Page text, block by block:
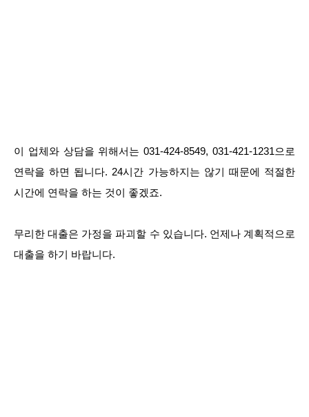
이 업체와 상담을 위해서는 031-424-8549, 031-421-1231으로
연락을 하면 됩니다. 24시간 가능하지는 않기 때문에 적절한
시간에 연락을 하는 것이 좋겠죠.
무리한 대출은 가정을 파괴할 수 있습니다. 언제나 계획적으로
대출을 하기 바랍니다.